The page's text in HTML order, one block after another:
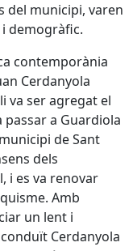
del municipi, varen
demogràfic.
contemporània
Cerdanyola
va ser agregat el
a Guardiola
de Sant
dels
i es va renovar
Amb
un lent i
Cerdanyola